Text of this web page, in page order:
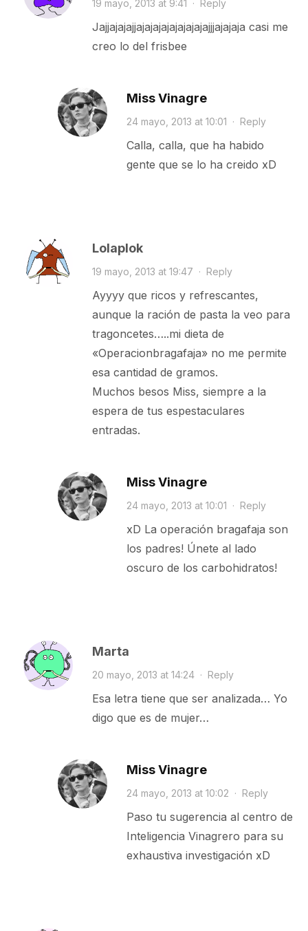
19 mayo, 2013 at 9:41 · Reply
Jajjajajajjajajajajajajajajajjjajajaja casi me
creo lo del frisbee
Miss Vinagre
24 mayo, 2013 at 10:01 · Reply
Calla, calla, que ha habido
gente que se lo ha creido xD
Lolaplok
19 mayo, 2013 at 19:47 · Reply
Ayyyy que ricos y refrescantes,
aunque la ración de pasta la veo para
tragoncetes…..mi dieta de
«Operacionbragafaja» no me permite
esa cantidad de gramos.
Muchos besos Miss, siempre a la
espera de tus espestaculares
entradas.
Miss Vinagre
24 mayo, 2013 at 10:01 · Reply
xD La operación bragafaja son
los padres! Únete al lado
oscuro de los carbohidratos!
Marta
20 mayo, 2013 at 14:24· Reply
Esa letra tiene que ser analizada… Yo
digo que es de mujer…
Miss Vinagre
24 mayo, 2013 at 10:02 · Reply
Paso tu sugerencia al centro de
Inteligencia Vinagrero para su
exhaustiva investigación xD